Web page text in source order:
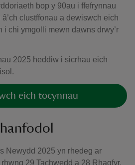
bop y 90au i ffefrynnau
clustffonau a dewiswch eich
i chi ymgolli mewn dawns drwy’r
2025 heddiw i sicrhau eich
eich tocynnau
Newydd 2025 yn rhedeg ar
29 Tachwedd a 28 Rhagfyr,